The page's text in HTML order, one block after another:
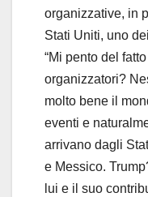
organizzative, in
Stati Uniti, uno
“Mi pento del
organizzatori?
molto bene il
eventi e
arrivano dagli
e Messico.
lui e il suo